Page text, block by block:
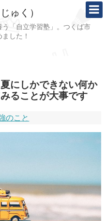
ゅく）
「自立学習塾」。つくば市
した！
にしかできない何か
ることが大事です
のこと